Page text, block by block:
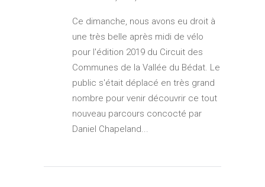
Ce dimanche, nous avons eu droit à
une très belle après midi de vélo
pour l'édition 2019 du Circuit des
Communes de la Vallée du Bédat. Le
public s'était déplacé en très grand
nombre pour venir découvrir ce tout
nouveau parcours concocté par
Daniel Chapeland...